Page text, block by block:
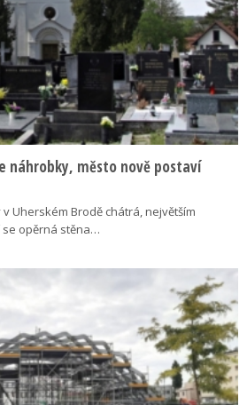
náhrobky, město nově postaví
Uherském Brodě chátrá, největším
opěrná stěna…